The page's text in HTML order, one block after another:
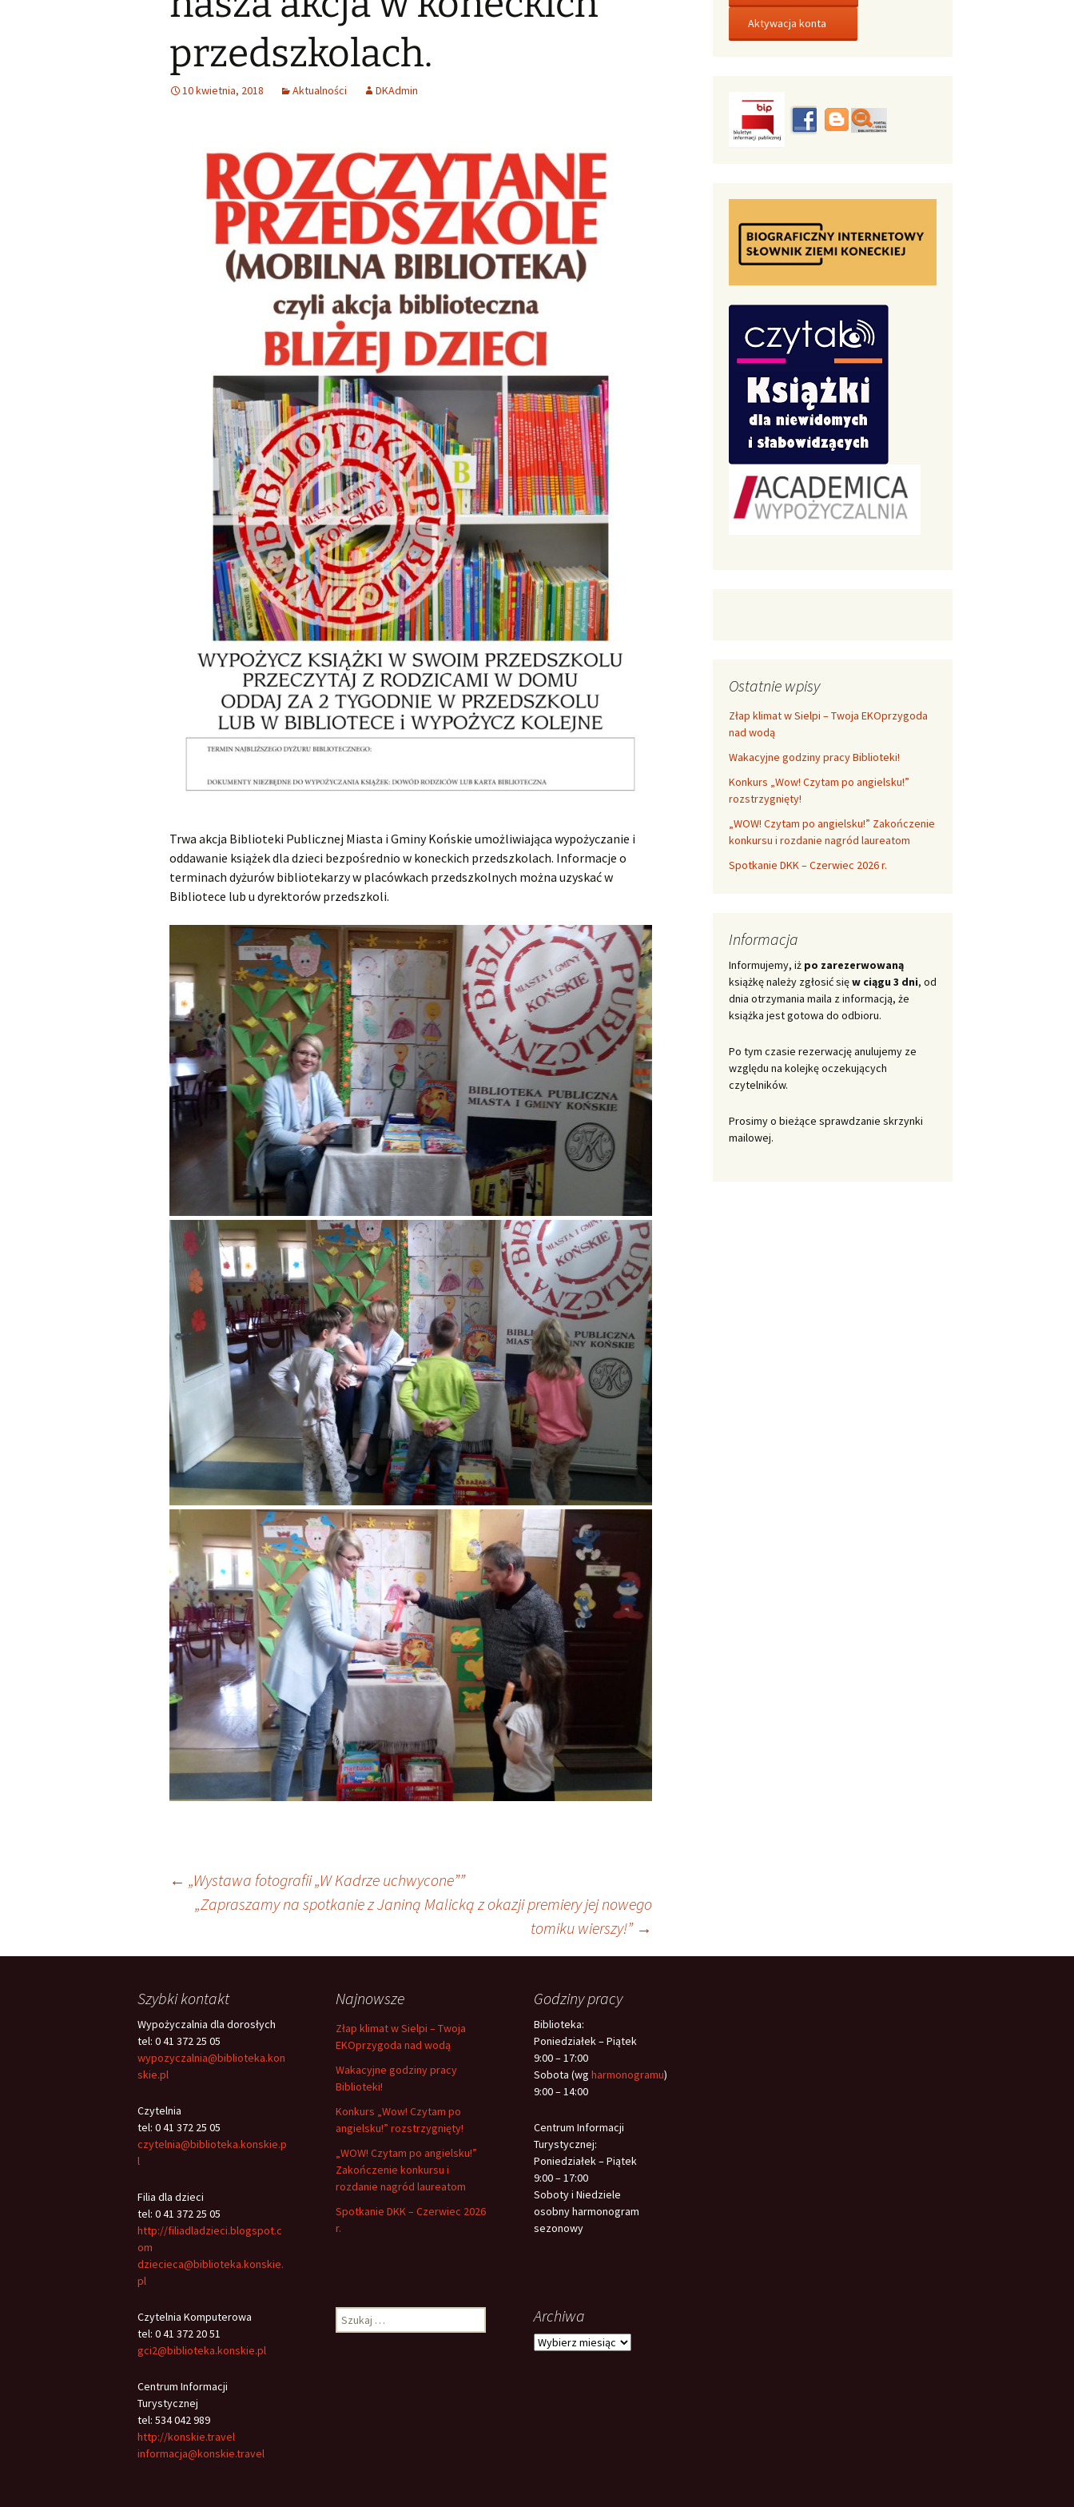
Małoletnich Małoletnich – wersja
skrócona dla małoletnich
Deklaracja dostępności
Exlibrisy Biblioteki
Wsparcie finansowe
wersje uproszczone /
Polish-English Books /
Wersje polsko-angielskie
Literary Language
Workshops / Literackie
Warsztaty Językowe
Konkurs: WOW! Czytam
Po Angielsku
English Club
przedszkolach.
10 kwietnia, 2018 Aktualności DKAdmin
Trwa akcja Biblioteki Publicznej Miasta i Gminy Końskie umożliwiająca wypożyczanie i
oddawanie książek dla dzieci bezpośrednio w koneckich przedszkolach. Informacje o
terminach dyżurów bibliotekarzy w placówkach przedszkolnych można uzyskać w
Bibliotece lub u dyrektorów przedszkoli.
Nawigacja
← „Wystawa fotografii „W Kadrze uchwycone””
„Zapraszamy na spotkanie z Janiną Malicką z okazji premiery jej nowego
tomiku wierszy!” →
Ostatnie wpisy
Złap klimat w Sielpi – Twoja EKOprzygoda
nad wodą
Wakacyjne godziny pracy Biblioteki!
Konkurs „Wow! Czytam po angielsku!”
rozstrzygnięty!
„WOW! Czytam po angielsku!” Zakończenie
konkursu i rozdanie nagród laureatom
Spotkanie DKK – Czerwiec 2026 r.
Informacja
Informujemy, iż po zarezerwowaną
książkę należy zgłosić sięw ciągu 3 dni, od
dnia otrzymania maila z informacją, że
książka jest gotowa do odbioru.
Po tym czasie rezerwację anulujemy ze
względu na kolejkę oczekujących
czytelników.
Prosimy o bieżące sprawdzanie skrzynki
mailowej.
Szybki kontakt
Wypożyczalnia dla dorosłych
tel: 0 41 372 25 05
wypozyczalnia@biblioteka.kon
skie.pl
Czytelnia
tel: 0 41 372 25 05
czytelnia@biblioteka.konskie.p
l
Filia dla dzieci
tel: 0 41 372 25 05
http://filiadladzieci.blogspot.c
om
dziecieca@biblioteka.konskie.
pl
Czytelnia Komputerowa
tel: 0 41 372 20 51
gci2@biblioteka.konskie.pl
Centrum Informacji
Turystycznej
tel: 534 042 989
http://konskie.travel
informacja@konskie.travel
Najnowsze
Złap klimat w Sielpi – Twoja
EKOprzygoda nad wodą
Wakacyjne godziny pracy
Biblioteki!
Konkurs „Wow! Czytam po
angielsku!” rozstrzygnięty!
„WOW! Czytam po angielsku!”
Zakończenie konkursu i
rozdanie nagród laureatom
Spotkanie DKK – Czerwiec 2026
r.
Godziny pracy
Biblioteka:
Poniedziałek – Piątek
9:00 – 17:00
Sobota (wg harmonogramu)
9:00 – 14:00
Centrum Informacji
Turystycznej:
Poniedziałek – Piątek
9:00 – 17:00
Soboty i Niedziele
osobny harmonogram
sezonowy
Archiwa
Archiwa
Szukaj: